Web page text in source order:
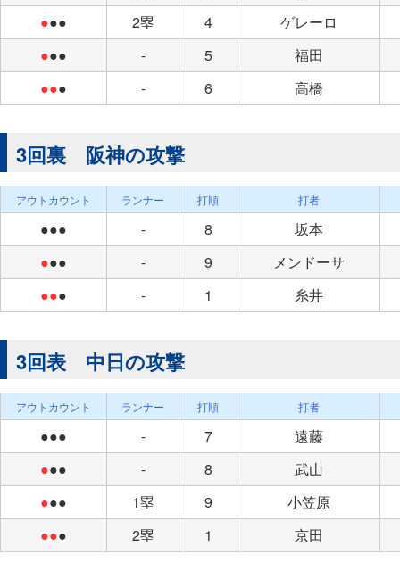
●●● 2塁 4
ゲレーロ
●●● - 5
福田
●●● - 6 高橋
3回裏 阪神の攻撃
アウトカウント ランナー 打順 打者
●●● - 8
坂本
●●● - 9
メンドーサ
●●● - 1 糸井
3回表 中日の攻撃
アウトカウント ランナー 打順 打者
●●● - 7
遠藤
●●● - 8
武山
●●● 1塁 9
小笠原
●●● 2塁 1 京田